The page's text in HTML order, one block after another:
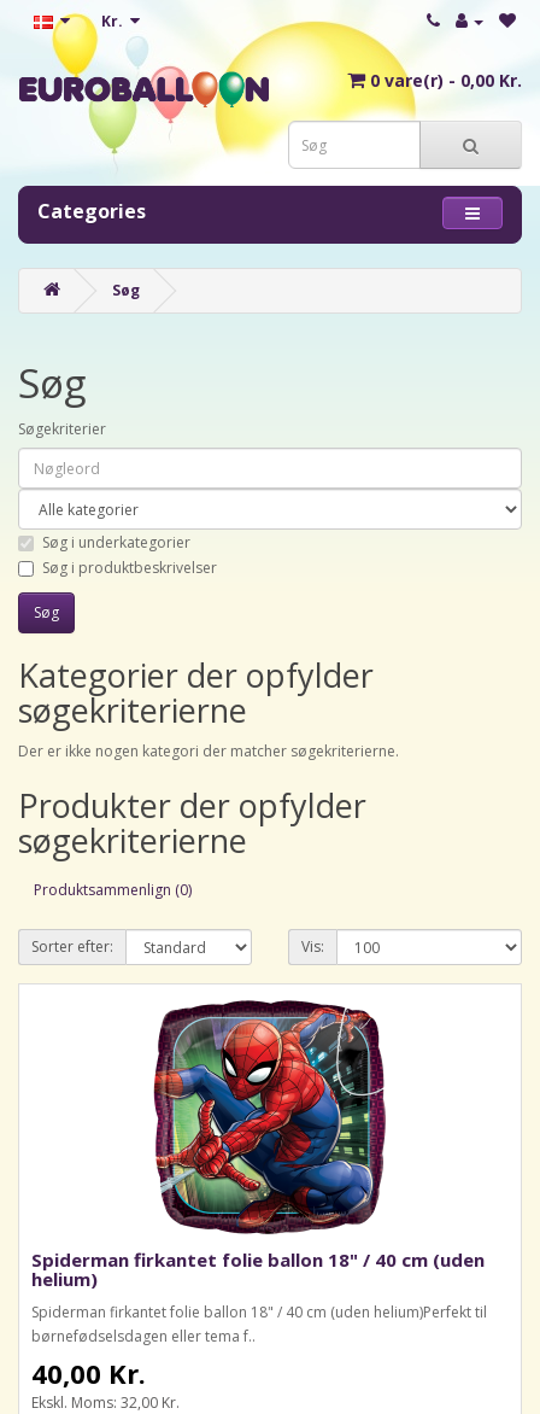
Kr.
0 vare(r) - 0,00 Kr.
Categories
Søg
Søg
Søgekriterier
Søg i underkategorier
Søg i produktbeskrivelser
Kategorier der opfylder
søgekriterierne
Der er ikke nogen kategori der matcher søgekriterierne.
Produkter der opfylder
søgekriterierne
Produktsammenlign (0)
Sorter efter: Vis:
Spiderman firkantet folie ballon 18" / 40 cm (uden
helium)
Spiderman firkantet folie ballon 18" / 40 cm (uden helium)Perfekt til
børnefødselsdagen eller tema f..
40,00 Kr.
Ekskl. Moms: 32,00 Kr.